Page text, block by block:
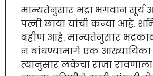
मान्यतेनुसार भद्रा भगवान सूर्य
पत्नी छाया यांची कन्या आहे.
बहीण आहे. मान्यतेनुसार
न बांधण्यामागे एक
त्यानुसार लंकेचा राजा